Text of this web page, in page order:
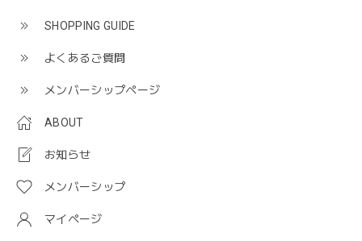
SHOPPING GUIDE
よくあるご質問
メンバーシップページ
ABOUT
お知らせ
メンバーシップ
マイページ